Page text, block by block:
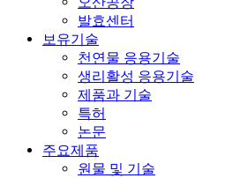
발효센터
보유기술
천연물 응용기술
생리활성 응용기술
제품과 기술
특허
논문
주요제품
원물 및 기술